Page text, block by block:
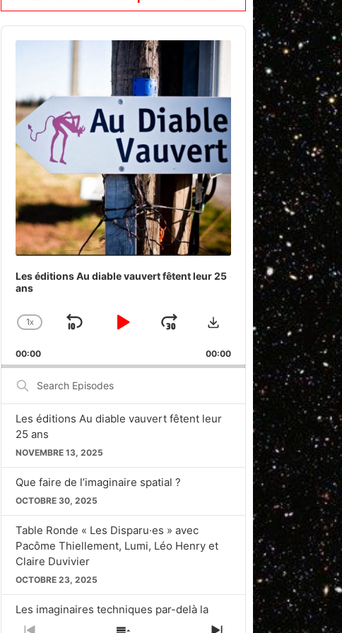
Audio
Les éditions Au diable vauvert fêtent leur 25
ans
CHANGE
RATE
1X
SKIP
PLAYJUMP
FORWARD
Download
00:00 00:00
Search
Episodes
Les éditions Au diable vauvert fêtent leur
25 ans
NOVEMBRE 13, 2025
Que faire de l’imaginaire spatial ?
OCTOBRE 30, 2025
Table Ronde « Les Disparu·es » avec
Pacôme Thiellement, Lumi, Léo Henry et
Claire Duvivier
OCTOBRE 23, 2025
Les imaginaires techniques par-delà la
Silicon Valley